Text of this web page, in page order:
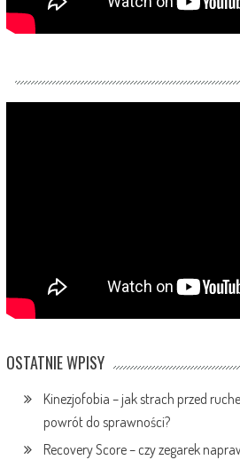
OSTATNIE WPISY
Kinezjofobia – jak strach przed
powrót do sprawności?
Recovery Score – czy zegarek